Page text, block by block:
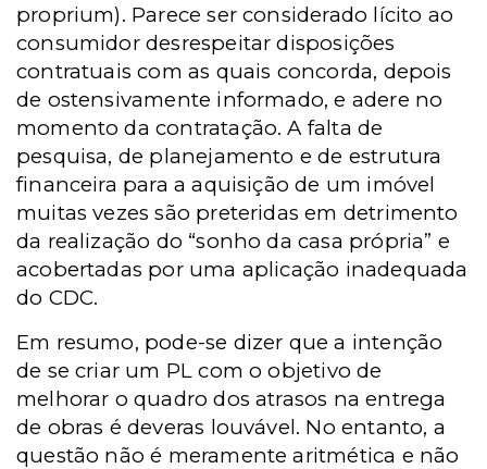
proprium). Parece ser considerado lícito ao
consumidor desrespeitar disposições
contratuais com as quais concorda, depois
de ostensivamente informado, e adere no
momento da contratação. A falta de
pesquisa, de planejamento e de estrutura
financeira para a aquisição de um imóvel
muitas vezes são preteridas em detrimento
da realização do “sonho da casa própria” e
acobertadas por uma aplicação inadequada
do CDC.
Em resumo, pode-se dizer que a intenção
de se criar um PL com o objetivo de
melhorar o quadro dos atrasos na entrega
de obras é deveras louvável. No entanto, a
questão não é meramente aritmética e não